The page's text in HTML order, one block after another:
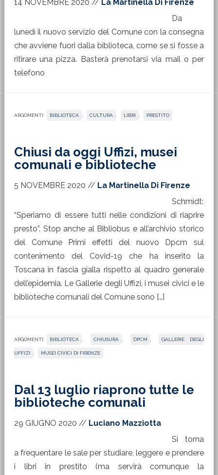
14 NOVEMBRE 2020 // La Martinella Di Firenze
Da
lunedì il nuovo servizio del Comune con la consegna
che avviene fuori dalla biblioteca, come se si fosse a
ritirare una pizza. Basterà prenotarsi via mail o per
telefono
ARGOMENTI: BIBLIOTECA CULTURA LIBRI PRESTITO
Chiusi da oggi Uffizi, musei
comunali e biblioteche
5 NOVEMBRE 2020 // La Martinella Di Firenze
Schmidt:
“Speriamo di essere tutti nelle condizioni di riaprire
presto”. Stop anche al Bibliobus e all’archivio storico
del Comune Primi effetti del nuovo Dpcm sul
contenimento del Covid-19 che ha inserito la
Toscana in fascia gialla rispetto al quadro generale
dell’epidemia. Le Gallerie degli Uffizi, i musei civici e le
biblioteche comunali del Comune sono […]
ARGOMENTI: BIBLIOTECA CHIUSURA DPCM GALLERIE DEGLI
UFFIZI MUSEI CIVICI DI FIRENZE
Dal 13 luglio riaprono tutte le
biblioteche comunali
29 GIUGNO 2020 // Luciano Mazziotta
Si torna
a frequentare le sale per studiare, leggere e prendere
i libri in prestito (ma servirà comunque la